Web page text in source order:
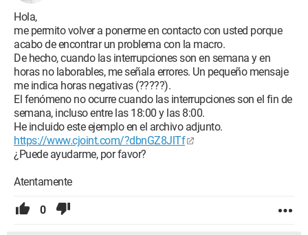
Hola,
me permito volver a ponerme en contacto con usted porque
acabo de encontrar un problema con la macro.
De hecho, cuando las interrupciones son en semana y en
horas no laborables, me señala errores. Un pequeño mensaje
me indica horas negativas (?????).
El fenómeno no ocurre cuando las interrupciones son el fin de
semana, incluso entre las 18:00 y las 8:00.
He incluido este ejemplo en el archivo adjunto.
https://www.cjoint.com/?dbnGZ8JlTf
¿Puede ayudarme, por favor?
Atentamente
0